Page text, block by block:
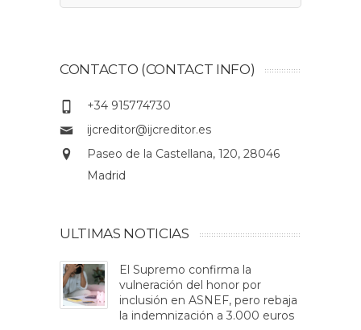
CONTACTO (CONTACT INFO)
+34 915774730
ijcreditor@ijcreditor.es
Paseo de la Castellana, 120, 28046
Madrid
ULTIMAS NOTICIAS
El Supremo confirma la
vulneración del honor por
inclusión en ASNEF, pero rebaja
la indemnización a 3.000 euros